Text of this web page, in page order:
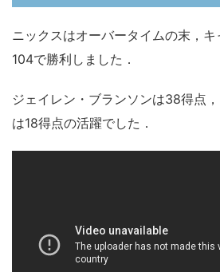
ニックスはオーバータイムの末，
104で勝利しました．
ジェイレン・ブランソンは38得点
は18得点の活躍でした．